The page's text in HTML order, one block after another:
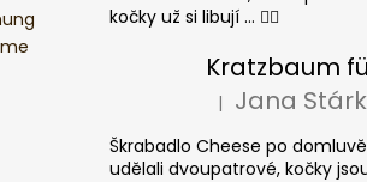
kočky už si libují ... 👍🏻
Die
| Jana
Škrabadlo Cheese po domluvě
udělali dvoupatrové, kočky